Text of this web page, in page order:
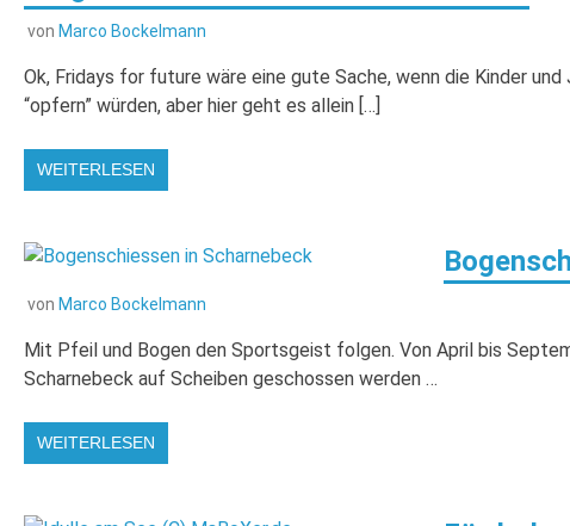
von Marco Bockelmann
Ok, Fridays for future wäre eine gute Sache, wenn die Kinder
“opfern” würden, aber hier geht es allein […]
WEITERLESEN
von Marco Bockelmann
Mit Pfeil und Bogen den Sportsgeist folgen. Von April bis
Scharnebeck auf Scheiben geschossen werden …
WEITERLESEN